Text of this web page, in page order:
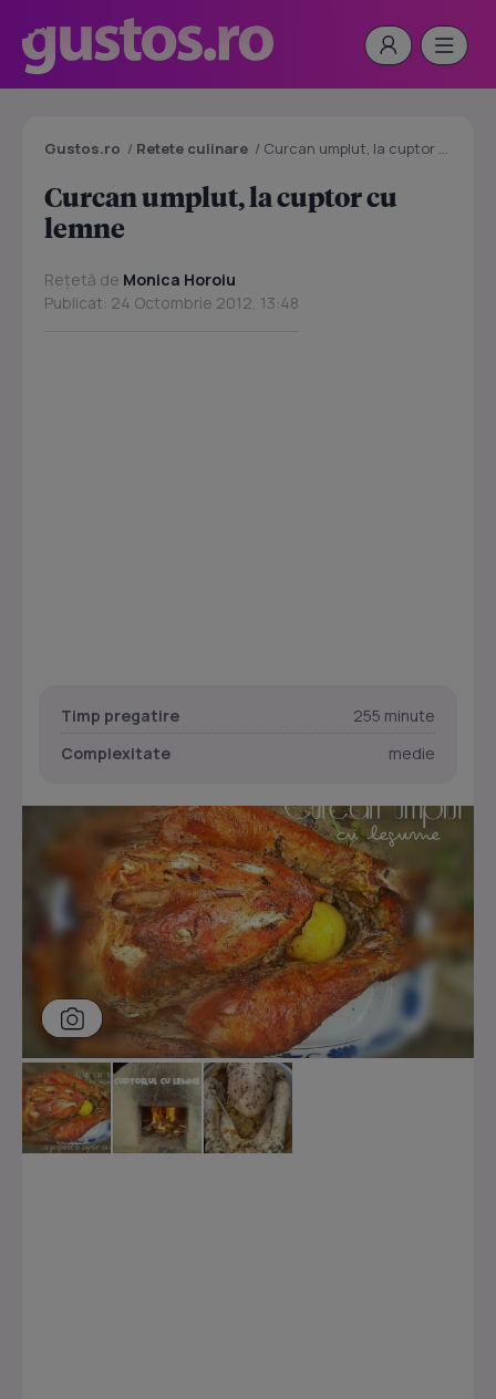
Gustos.ro / Retete culinare / Curcan umplut, la cuptor cu lemne
Curcan umplut, la cuptor cu
lemne
Rețetă de Monica Horoiu
Publicat: 24 Octombrie 2012, 13:48
Timp pregatire
255 minute
Complexitate
medie